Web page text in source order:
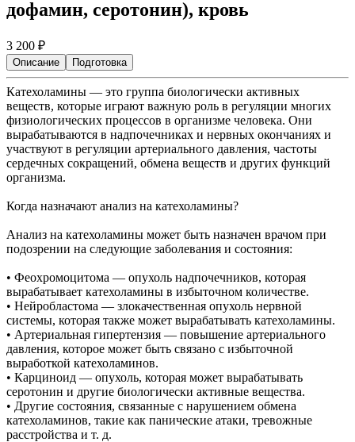
дофамин, серотонин), кровь
3 200 ₽
Описание Подготовка
Катехоламины — это группа биологически активных
веществ, которые играют важную роль в регуляции многих
физиологических процессов в организме человека. Они
вырабатываются в надпочечниках и нервных окончаниях и
участвуют в регуляции артериального давления, частоты
сердечных сокращений, обмена веществ и других функций
организма.
Когда назначают анализ на катехоламины?
Анализ на катехоламины может быть назначен врачом при
подозрении на следующие заболевания и состояния:
• Феохромоцитома — опухоль надпочечников, которая
вырабатывает катехоламины в избыточном количестве.
• Нейробластома — злокачественная опухоль нервной
системы, которая также может вырабатывать катехоламины.
• Артериальная гипертензия — повышение артериального
давления, которое может быть связано с избыточной
выработкой катехоламинов.
• Карциноид — опухоль, которая может вырабатывать
серотонин и другие биологически активные вещества.
• Другие состояния, связанные с нарушением обмена
катехоламинов, такие как панические атаки, тревожные
расстройства и т. д.